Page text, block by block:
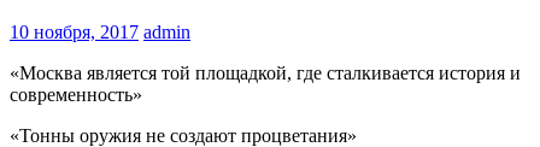
10 ноября, 2017 admin
«Москва является той площадкой, где сталкивается история и
современность»
«Тонны оружия не создают процветания»